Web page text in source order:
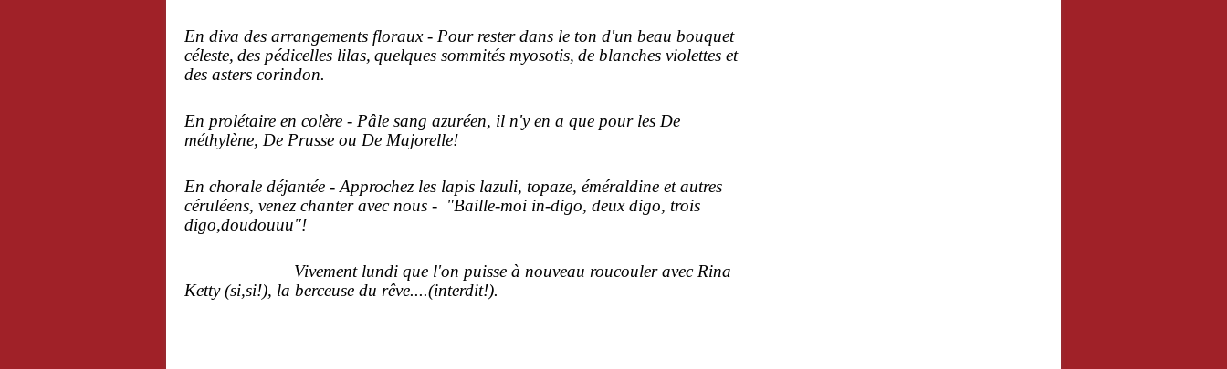
En diva des arrangements floraux - Pour rester dans le ton d'un beau bouquet
céleste, des pédicelles lilas, quelques sommités myosotis, de blanches violettes et
des asters corindon.
En prolétaire en colère - Pâle sang azuréen, il n'y en a que pour les De
méthylène, De Prusse ou De Majorelle!
En chorale déjantée - Approchez les lapis lazuli, topaze, éméraldine et autres
céruléens, venez chanter avec nous - "Baille-moi in-digo, deux digo, trois
digo,doudouuu"!
Vivement lundi que l'on puisse à nouveau roucouler avec Rina
Ketty (si,si!), la berceuse du rêve....(interdit!).